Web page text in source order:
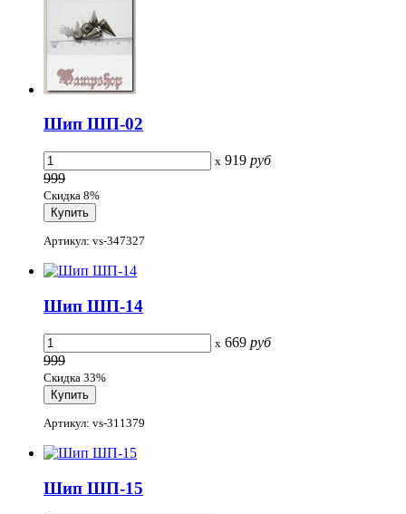
Шип ШП-02
x 919 руб
999
Скидка 8%
Артикул: vs-347327
Шип ШП-14
x 669 руб
999
Скидка 33%
Артикул: vs-311379
Шип ШП-15